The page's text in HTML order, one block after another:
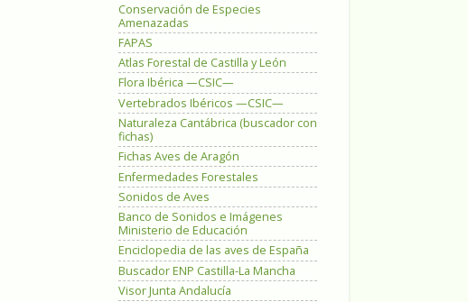
Conservación de Especies
Amenazadas
FAPAS
Atlas Forestal de Castilla y León
Flora Ibérica —CSIC—
Vertebrados Ibéricos —CSIC—
Naturaleza Cantábrica (buscador con
fichas)
Fichas Aves de Aragón
Enfermedades Forestales
Sonidos de Aves
Banco de Sonidos e Imágenes
Ministerio de Educación
Enciclopedia de las aves de España
Buscador ENP Castilla-La Mancha
Visor Junta Andalucía